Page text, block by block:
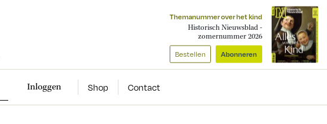
Themanummer over het kind
Historisch Nieuwsblad -
zomernummer 2026
Bestellen Abonneren
Inloggen Shop Contact